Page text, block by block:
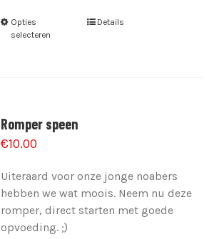
Opties
selecteren
Details
Romper speen
€10.00
Uiteraard voor onze jonge noabers
hebben we wat moois. Neem nu deze
romper, direct starten met goede
opvoeding. ;)